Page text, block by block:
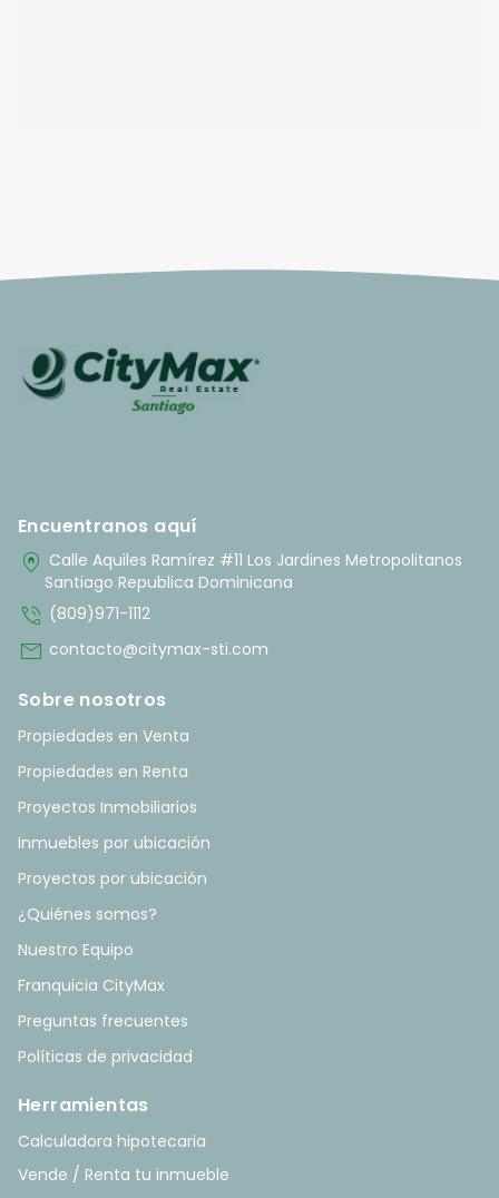
Encuentranos aquí
home_pin Calle Aquiles Ramírez #11 Los Jardines Metropolitanos
Santiago Republica Dominicana
phone_in_talk (809)971-1112
mail contacto@citymax-sti.com
Sobre nosotros
Propiedades en Venta
Propiedades en Renta
Proyectos Inmobiliarios
Inmuebles por ubicación
Proyectos por ubicación
¿Quiénes somos?
Nuestro Equipo
Franquicia CityMax
Preguntas frecuentes
Políticas de privacidad
Herramientas
Calculadora hipotecaria
Vende / Renta tu inmueble